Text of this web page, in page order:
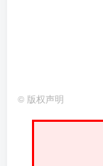
© 版权声明